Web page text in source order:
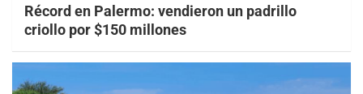
Récord en Palermo: vendieron un padrillo
criollo por $150 millones